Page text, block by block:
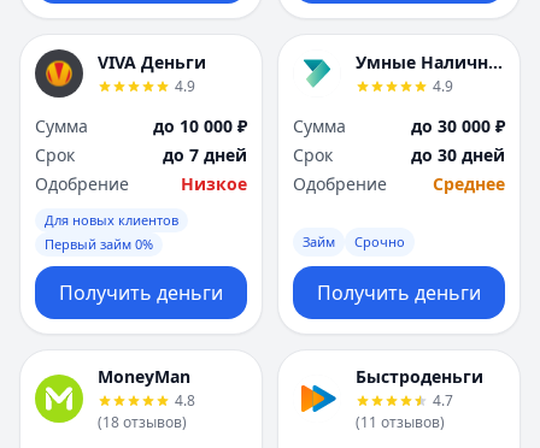
VIVA Деньги
4.9
Сумма
до 10 000 ₽
Срок
до 7 дней
Одобрение
Низкое
Для новых клиентов
Первый займ 0%
Получить деньги
Умные Наличные
4.9
Сумма
до 30 000 ₽
Срок
до 30 дней
Одобрение
Среднее
Займ Срочно
Получить деньги
MoneyMan
4.8
(18отзывов)
Быстроденьги
4.7
(11 отзывов)